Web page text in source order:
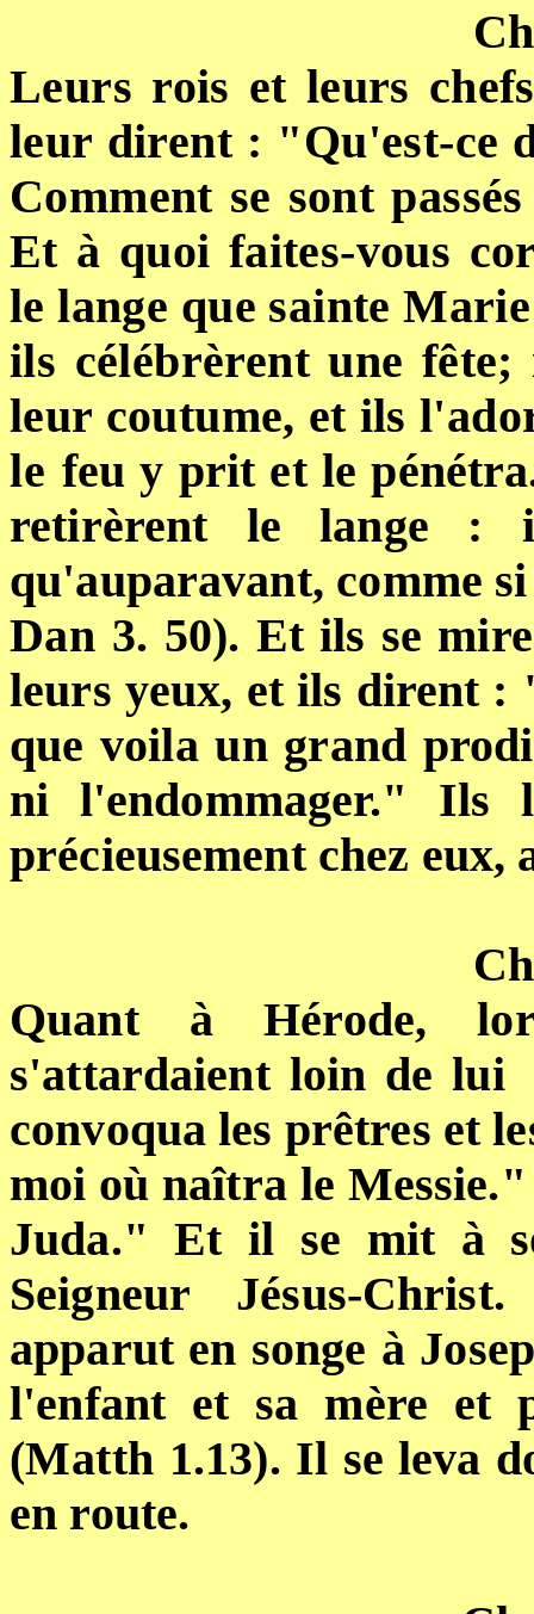
Leurs rois et leurs
leur dirent : "Qu'est-ce
Comment se sont
Et à quoi faites-vous
le lange que sainte
ils célébrèrent une
leur coutume, et ils
le feu y prit et le
retirèrent lelange :
qu'auparavant, comme
Dan 3. 50). Et ils se
leurs yeux, et ils dirent :
que voila un grand
ni l'endommager." Ils
précieusement chez eux,
Quant à Hérode,
s'attardaient loin de lui
convoqua les prêtres et
moi où naîtra le
Juda." Et il se mit à
Seigneur Jésus-
apparut en songe à
l'enfant et sa mère et
(Matth 1.13). Il se leva
en route.